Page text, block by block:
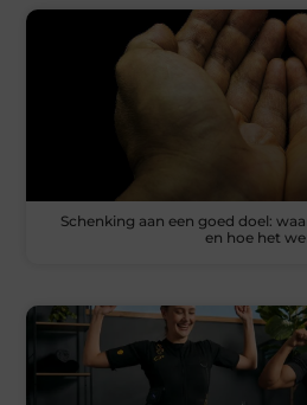
Schenking aan een goed doel:
en hoe het